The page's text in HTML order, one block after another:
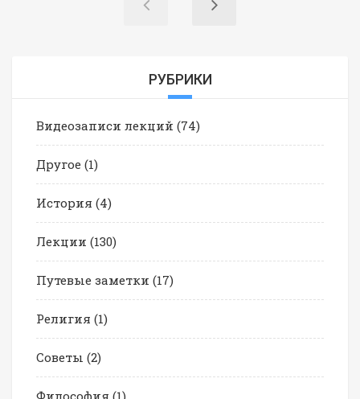
РУБРИКИ
Видеозаписи лекций (74)
Другое (1)
История (4)
Лекции (130)
Путевые заметки (17)
Религия (1)
Советы (2)